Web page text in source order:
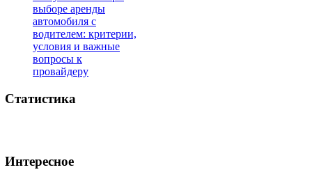
выборе аренды
автомобиля с
водителем: критерии,
условия и важные
вопросы к
провайдеру
Статистика
Интересное